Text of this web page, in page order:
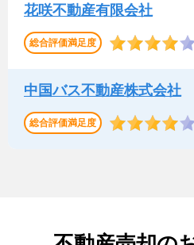
花咲不動産有限会社
総合評価満足度
中国バス不動産株式会社
総合評価満足度